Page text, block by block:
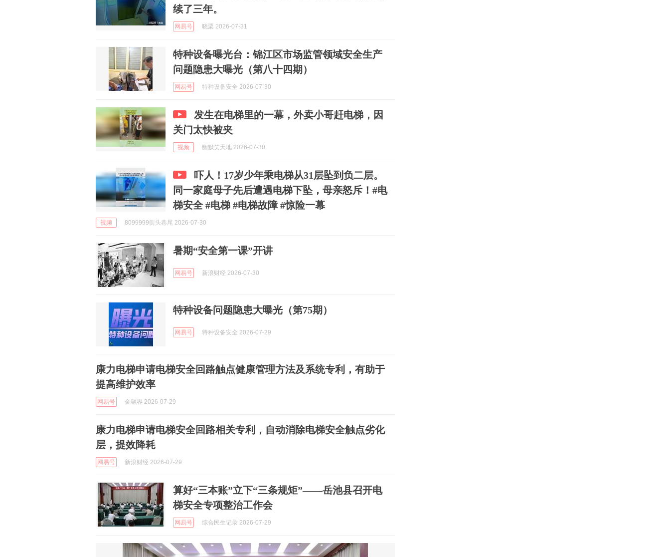
续了三年。
网易号 晓栗 2026-07-31
特种设备曝光台：锦江区市场监管领域安全生产
问题隐患大曝光（第八十四期）
网易号 特种设备安全 2026-07-30
发生在电梯里的一幕，外卖小哥赶电梯，因
关门太快被夹
视频 幽默笑天地 2026-07-30
吓人！17岁少年乘电梯从31层坠到负二层。
同一家庭母子先后遭遇电梯下坠，母亲怒斥！#电
梯安全 #电梯 #电梯故障 #惊险一幕
视频 8099999街头巷尾 2026-07-30
暑期“安全第一课”开讲
网易号 新浪财经 2026-07-30
特种设备问题隐患大曝光（第75期）
网易号 特种设备安全 2026-07-29
康力电梯申请电梯安全回路触点健康管理方法及系统专利，有助于
提高维护效率
网易号 金融界 2026-07-29
康力电梯申请电梯安全回路相关专利，自动消除电梯安全触点劣化
层，提效降耗
网易号 新浪财经 2026-07-29
算好“三本账”立下“三条规矩”——岳池县召开电
梯安全专项整治工作会
网易号 综合民生记录 2026-07-29